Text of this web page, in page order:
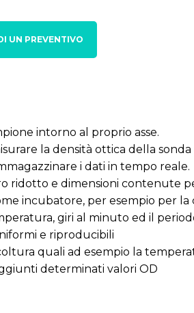
UN PREVENTIVO
intorno al proprio asse.
la densità ottica della
i dati in tempo reale.
ridotto e dimensioni contenute
incubatore, per esempio per la
giri al minuto ed il
e riproducibili
quali ad esempio la
determinati valori OD